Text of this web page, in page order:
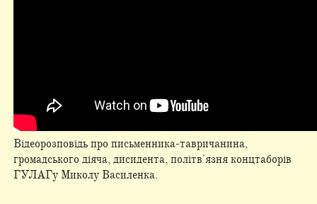
Відеорозповідь про письменника-тавричанина,
громадського діяча, дисидента, політв'язня концтаборів
ГУЛАГу Миколу Василенка.